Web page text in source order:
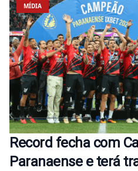
MÍDIA
Record fecha com
Paranaense e terá